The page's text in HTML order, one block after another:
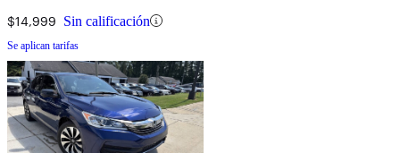
$14,999 Sin calificación
Se aplican tarifas